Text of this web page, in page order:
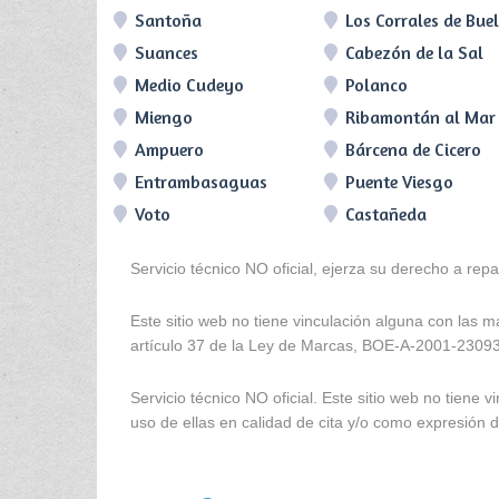
Santoña
Los Corrales de
Suances
Cabezón de la Sal
Medio Cudeyo
Polanco
Miengo
Ribamontán al Mar
Ampuero
Bárcena de Cicero
Entrambasaguas
Puente Viesgo
Voto
Castañeda
Servicio técnico NO oficial, ejerza su derecho a
Este sitio web no tiene vinculación alguna con las
artículo 37 de la Ley de Marcas, BOE-A-2001-
Servicio técnico NO oficial. Este sitio web no tiene
uso de ellas en calidad de cita y/o como expresión